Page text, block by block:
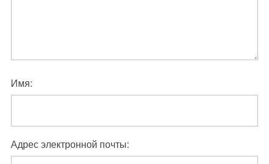
Имя:
Адрес электронной почты: